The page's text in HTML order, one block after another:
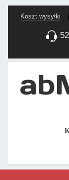
Koszt wysyłki
52